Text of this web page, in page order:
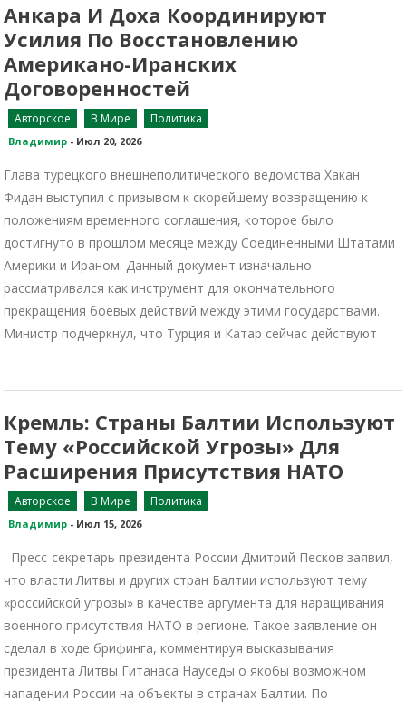
Анкара И Доха Координируют
Усилия По Восстановлению
Американо-Иранских
Договоренностей
Авторское В Мире Политика
Владимир - Июл 20, 2026
Глава турецкого внешнеполитического ведомства Хакан
Фидан выступил с призывом к скорейшему возвращению к
положениям временного соглашения, которое было
достигнуто в прошлом месяце между Соединенными Штатами
Америки и Ираном. Данный документ изначально
рассматривался как инструмент для окончательного
прекращения боевых действий между этими государствами.
Министр подчеркнул, что Турция и Катар сейчас действуют
Кремль: Страны Балтии Используют
Тему «российской Угрозы» Для
Расширения Присутствия НАТО
Авторское В Мире Политика
Владимир - Июл 15, 2026
Пресс-секретарь президента России Дмитрий Песков заявил,
что власти Литвы и других стран Балтии используют тему
«российской угрозы» в качестве аргумента для наращивания
военного присутствия НАТО в регионе. Такое заявление он
сделал в ходе брифинга, комментируя высказывания
президента Литвы Гитанаса Науседы о якобы возможном
нападении России на объекты в странах Балтии. По